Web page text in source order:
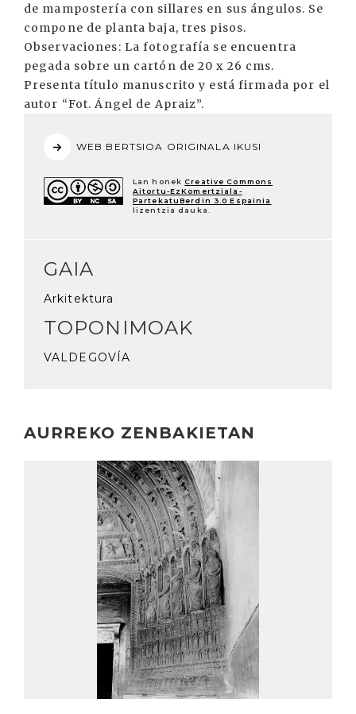
de mampostería con sillares en sus ángulos. Se
compone de planta baja, tres pisos.
Observaciones: La fotografía se encuentra
pegada sobre un cartón de 20 x 26 cms.
Presenta título manuscrito y está firmada por el
autor “Fot. Ángel de Apraiz”.
WEB BERTSIOA ORIGINALA IKUSI
Lan honek Creative Commons
Aitortu-EzKomertziala-
PartekatuBerdin 3.0 Espainia
lizentzia dauka.
GAIA
Arkitektura
TOPONIMOAK
VALDEGOVÍA
AURREKO ZENBAKIETAN